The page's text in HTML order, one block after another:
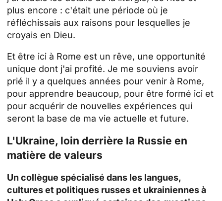
plus encore : c'était une période où je
réfléchissais aux raisons pour lesquelles je
croyais en Dieu.
Et être ici à Rome est un rêve, une opportunité
unique dont j'ai profité. Je me souviens avoir
prié il y a quelques années pour venir à Rome,
pour apprendre beaucoup, pour être formé ici et
pour acquérir de nouvelles expériences qui
seront la base de ma vie actuelle et future.
L'Ukraine, loin derrière la Russie en
matière de valeurs
Un collègue spécialisé dans les langues,
cultures et politiques russes et ukrainiennes à